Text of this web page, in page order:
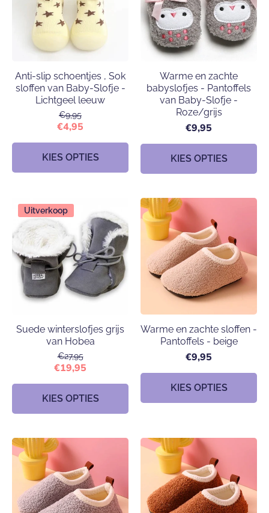
Anti-slip schoentjes , Sok
sloffen van Baby-Slofje -
Lichtgeel leeuw
€9,95
€4,95
KIES OPTIES
Warme en zachte
babyslofjes - Pantoffels
van Baby-Slofje -
Roze/grijs
€9,95
KIES OPTIES
Uitverkoop
Suede winterslofjes grijs
van Hobea
€27,95
€19,95
KIES OPTIES
Warme en zachte sloffen -
Pantoffels - beige
€9,95
KIES OPTIES